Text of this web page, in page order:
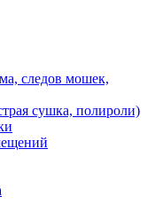
следов мошек,
сушка, полироли)